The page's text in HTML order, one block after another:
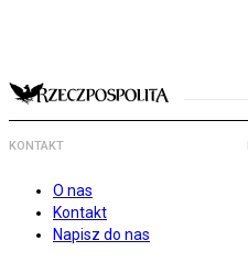
KONTAKT
O nas
Kontakt
Napisz do nas